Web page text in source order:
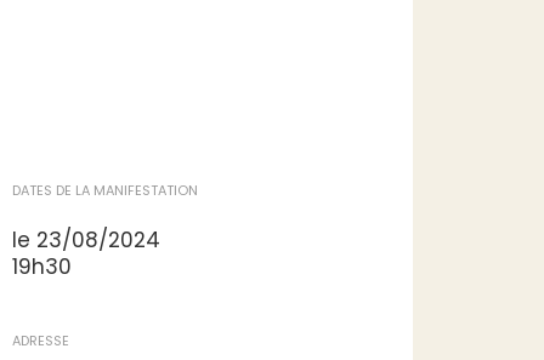
DATES DE LA MANIFESTATION
le 23/08/2024
19h30
ADRESSE